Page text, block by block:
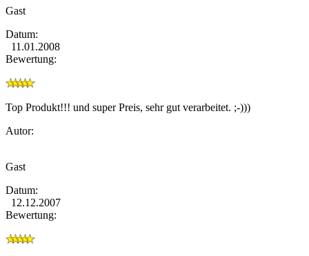
Gast
Datum:
11.01.2008
Bewertung:
Top Produkt!!! und super Preis, sehr gut verarbeitet. ;-)))
Autor:
Gast
Datum:
12.12.2007
Bewertung: